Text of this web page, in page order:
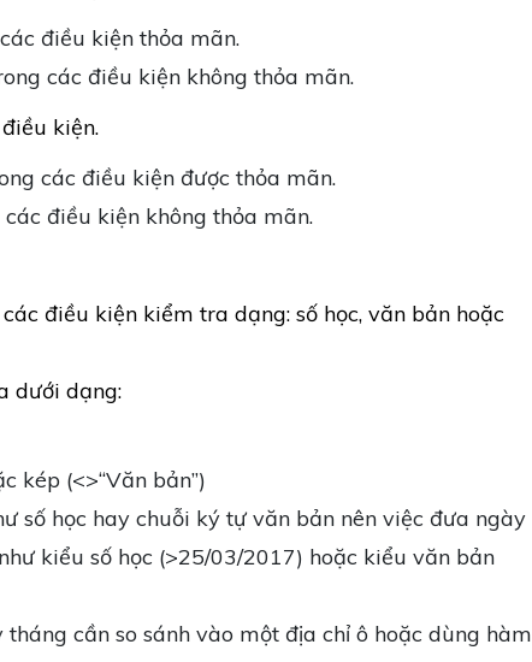
điều kiện thỏa mãn.
các điều kiện không thỏa mãn.
kiện.
các điều kiện được thỏa mãn.
điều kiện không thỏa mãn.
điều kiện kiểm tra dạng: số học, văn bản hoặc
dưới dạng:
kép (<>“Văn bản”)
số học hay chuỗi ký tự văn bản nên việc đưa ngày
kiểu số học (>25/03/2017) hoặc kiểu văn bản
cần so sánh vào một địa chỉ ô hoặc dùng hàm